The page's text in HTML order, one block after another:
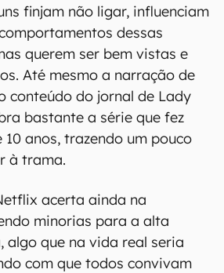
finjam não ligar, influenciam
dessas
querem ser bem vistas e
Até mesmo a narração de
conteúdo do jornal de Lady
bastante a série que fez
10 anos, trazendo um pouco
à trama.
acerta ainda na
minorias para a alta
algo que na vida real seria
com que todos convivam